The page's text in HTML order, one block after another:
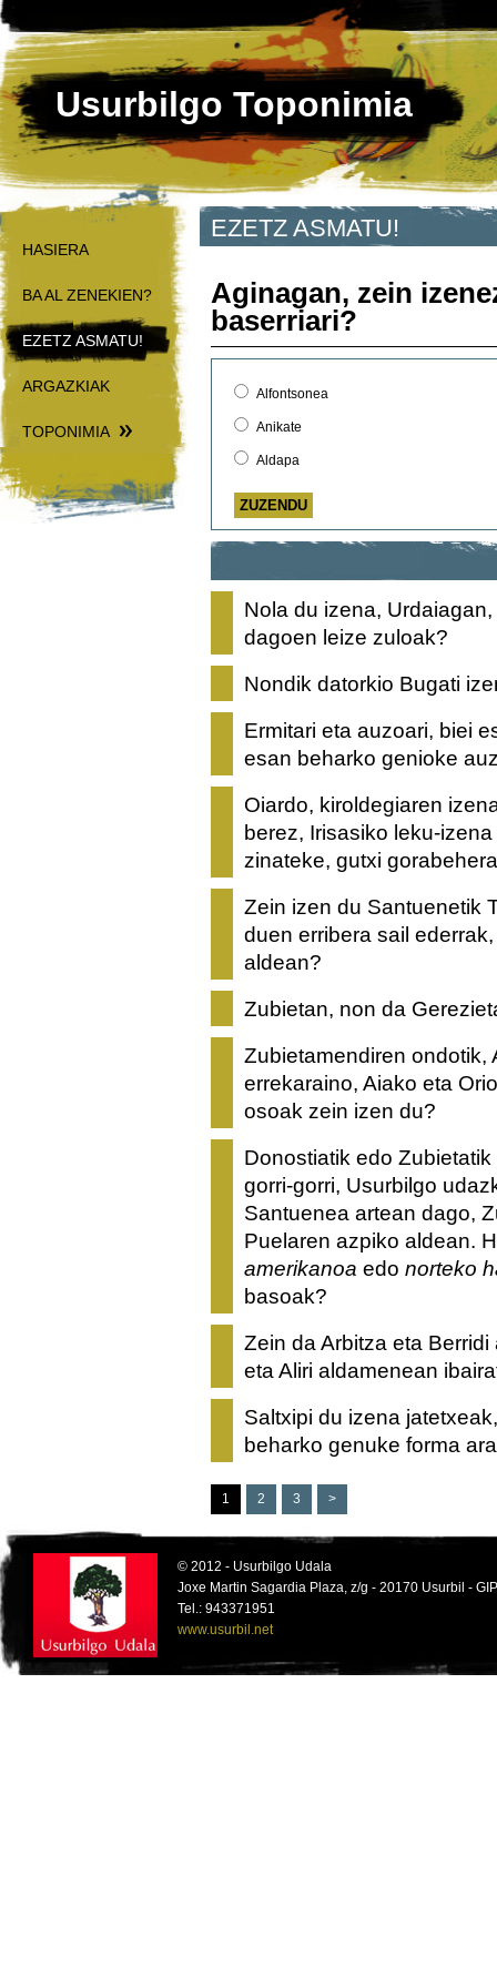
Usurbilgo Toponimia
HASIERA
BA AL ZENEKIEN?
EZETZ ASMATU!
ARGAZKIAK
TOPONIMIA
EZETZ ASMATU!
Aginagan, zein
baserriari?
Alfontsonea
Anikate
Aldapa
Nola du izena,
dagoen leize zuloak?
Nondik datorkio Bugati
Ermitari eta auzoari, biei
esan beharko genioke
Oiardo, kiroldegiaren
berez, Irisasiko leku-
zinateke, gutxi
Zein izen du Santuenetik
duen erribera sail
aldean?
Zubietan, non da
Zubietamendiren ondotik,
errekaraino, Aiako eta
osoak zein izen du?
Donostiatik edo
gorri-gorri, Usurbilgo
Santuenea artean dago,
Puelaren azpiko aldean.
amerikanoa edo norteko
basoak?
Zein da Arbitza eta
eta Aliri aldamenean
Saltxipi du izena
beharko genuke forma
1 2 3 >
© 2012 - Usurbilgo Udala
Joxe Martin Sagardia Plaza, z/g - 20170 Usurbil -
Tel.: 943371951
www.usurbil.net